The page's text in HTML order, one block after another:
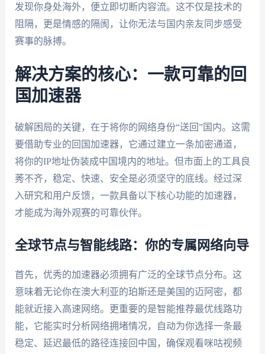
发现你身处海外，便立即切断内容流。这不仅是技术的
阻隔，更是情感的隔阂，让你无法与国内亲友同步感受
赛事的脉搏。
解决方案的核心：一款可靠的回
国加速器
破解困局的关键，在于将你的网络身份“送回”国内。这需
要借助专业的回国加速器，它通过建立一条加密通道，
将你的IP地址伪装成中国境内的地址。但市面上的工具良
莠不齐，稳定、快速、安全是必须坚守的底线。经过深
入研究和用户反馈，一款具备以下核心功能的加速器，
才能成为海外观赛的可靠伙伴。
全球节点与智能线路：你的专属网络向导
首先，优秀的加速器必须拥有广泛的全球节点分布。这
意味着无论你在澳大利亚的珀斯还是美国的迈阿密，都
能就近接入高速网络。更重要的是智能推荐最优线路功
能，它能实时分析网络拥堵情况，自动为你选择一条最
稳定、延迟最低的路径连接回中国，确保观看咪咕视频